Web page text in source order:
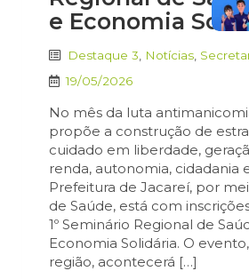
e Economia
Destaque 3 Notícias
19/05/2026
No mês da luta
propõe a construção de
cuidado em liberdade,
renda, autonomia, cidadania
Prefeitura de Jacareí, por
de Saúde, está com
1º Seminário Regional de
Economia Solidária. O
região, acontecerá […]